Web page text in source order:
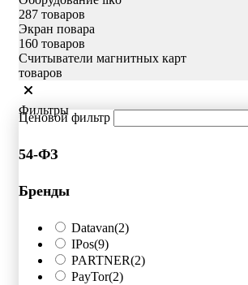
287 товаров
Экран повара
160 товаров
Считыватели магнитных карт
товаров
Фильтры
Ценовой фильтр
54-ФЗ
Бренды
Datavan(2)
IPos(9)
PARTNER(2)
PayTor(2)